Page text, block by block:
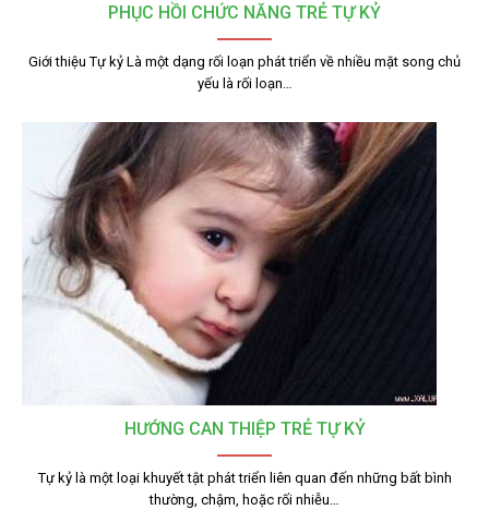
PHỤC HỒI CHỨC NĂNG TRẺ TỰ KỶ
Giới thiệu Tự kỷ Là một dạng rối loạn phát triển về nhiều mặt song chủ
yếu là rối loạn…
HƯỚNG CAN THIỆP TRẺ TỰ KỶ
Tự kỷ là một loại khuyết tật phát triển liên quan đến những bất bình
thường, chậm, hoặc rối nhiễu…